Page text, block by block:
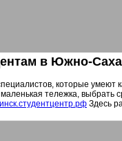
в Южно-
которые
тележка,
Здесь